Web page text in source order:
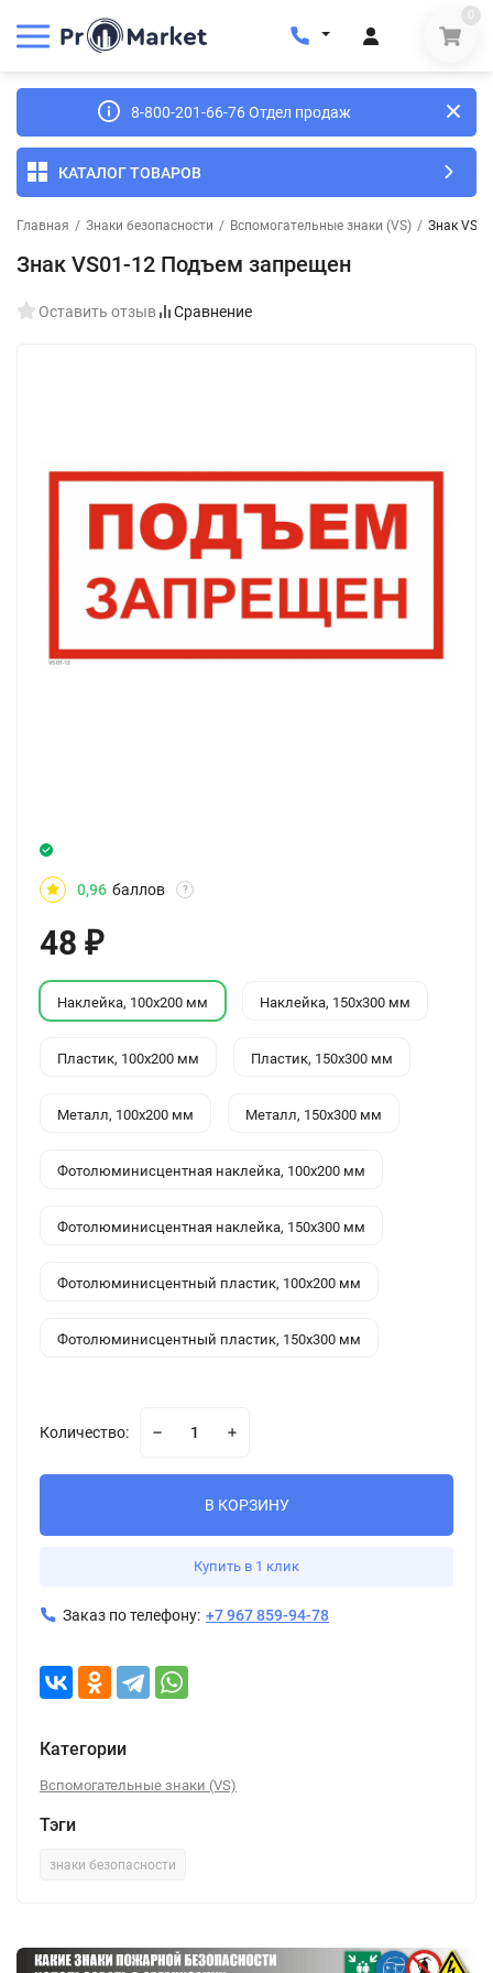
0
8-800-201-66-76 Отдел продаж
КАТАЛОГ ТОВАРОВ
Главная / Знаки безопасности / Вспомогательные знаки (VS) / Знак
Знак VS01-12 Подъем запрещен
Оставить отзыв Сравнение
0,96 баллов ?
48 ₽
Наклейка, 100x200 мм Наклейка, 150x300 мм
Пластик, 100x200 мм Пластик, 150x300 мм
Металл, 100x200 мм Металл, 150x300 мм
Фотолюминисцентная наклейка, 100x200 мм
Фотолюминисцентная наклейка, 150x300 мм
Фотолюминисцентный пластик, 100x200 мм
Фотолюминисцентный пластик, 150x300 мм
Количество:
В КОРЗИНУ
Купить в 1 клик
Заказ по телефону: +7 967 859-94-78
Категории
Вспомогательные знаки (VS)
Тэги
знаки безопасности